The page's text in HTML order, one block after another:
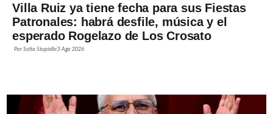
Villa Ruiz ya tiene fecha para sus Fiestas
Patronales: habrá desfile, música y el
esperado Rogelazo de Los Crosato
PorSofía Stupiello5 Ago 2026